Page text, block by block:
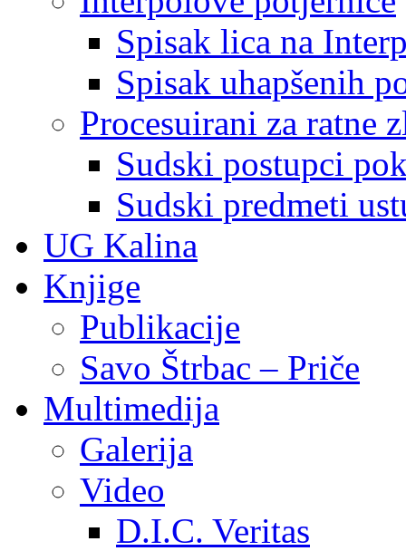
Spisak lica na
Spisak uhapšenih
Procesuirani za ratne
Sudski postupci
Sudski predmeti
UG Kalina
Knjige
Publikacije
Savo Štrbac – Priče
Multimedija
Galerija
Video
D.I.C. Veritas